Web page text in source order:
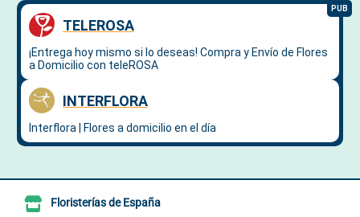
Floristerías de España